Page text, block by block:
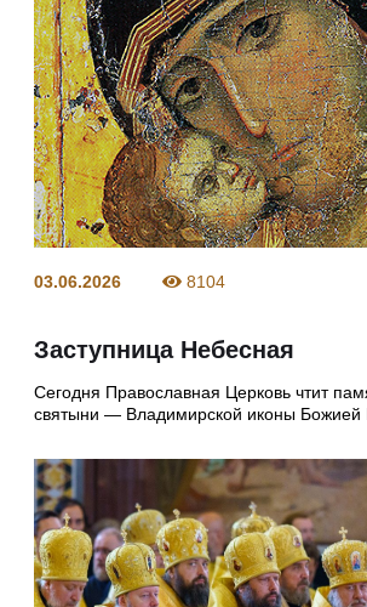
03.06.2026 8104
Заступница Небесная
Сегодня Православная Церковь чтит
святыни — Владимирской иконы Божией